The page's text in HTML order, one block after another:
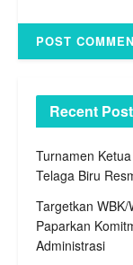
Recent
Turnamen
Telaga Biru
Targetkan
Paparkan
Administrasi